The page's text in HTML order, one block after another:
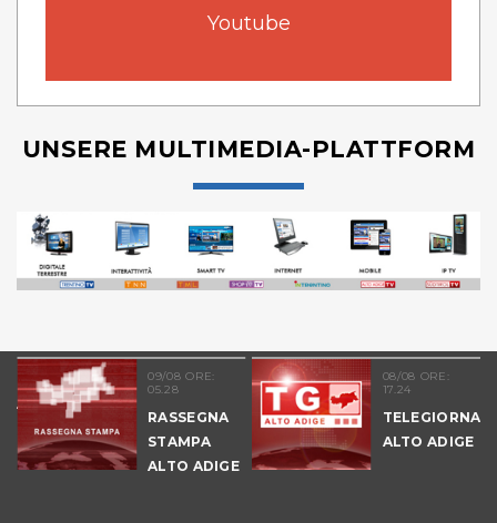
Youtube
UNSERE MULTIMEDIA-PLATTFORM
09/08 ORE:
05.28
RASSEGNA
STAMPA
ALTO ADIGE
08/08 ORE:
17.24
ALTO ADIGE